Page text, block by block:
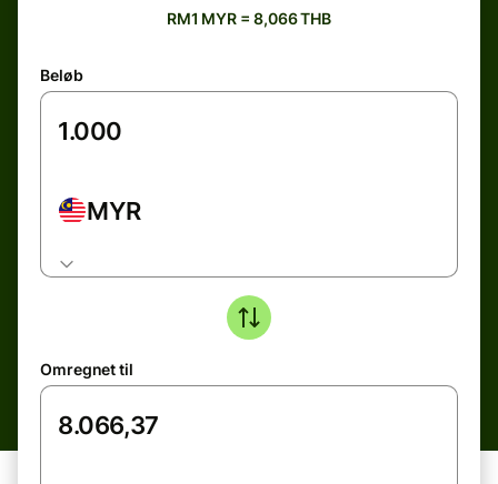
RM1 MYR = 8,066 THB
Beløb
MYR
Omregnet til